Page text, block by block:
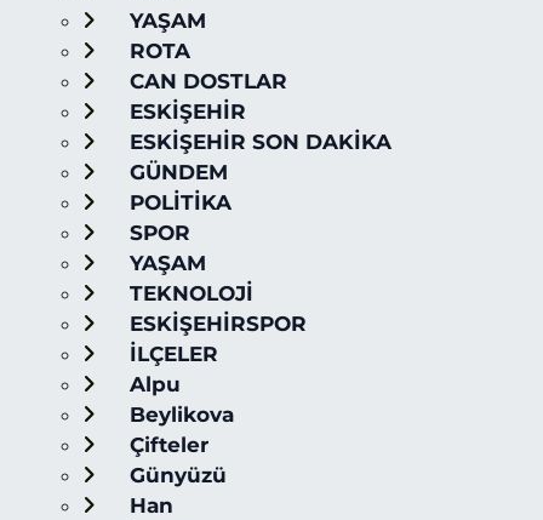
YAŞAM
ROTA
CAN DOSTLAR
ESKİŞEHİR
ESKİŞEHİR SON DAKİKA
GÜNDEM
POLİTİKA
SPOR
YAŞAM
TEKNOLOJİ
ESKİŞEHİRSPOR
İLÇELER
Alpu
Beylikova
Çifteler
Günyüzü
Han